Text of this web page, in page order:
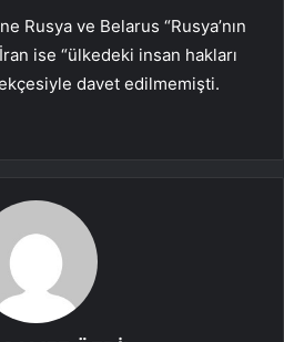
Rusya ve Belarus “Rusya’nın
ise “ülkedeki insan hakları
davet edilmemişti.